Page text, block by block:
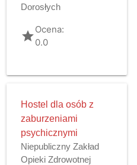
Dorosłych
gradeOcena:
0.0
Hostel dla osób z
zaburzeniami
psychicznymi
Niepubliczny Zakład
Opieki Zdrowotnej